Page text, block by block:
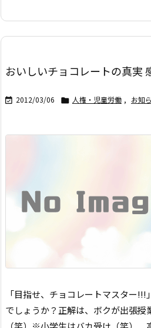
おいしいチョコレートの真実
 2012/03/06  人権・児童労働 , お知
「目指せ、チョコレートマスター!!!」
でしょうか？ 正解は、ボクが出張授